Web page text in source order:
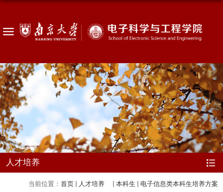
人才培养
当前位置： 首页 人才培养 本科生 电子信息类本科生培养方案